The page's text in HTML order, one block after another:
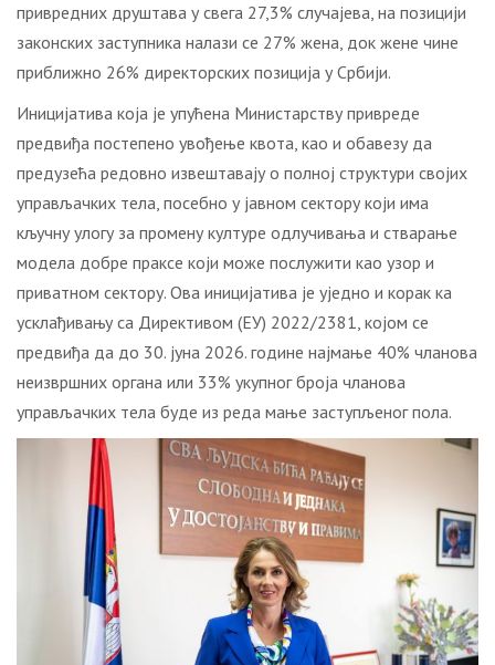
привредних друштава у свега 27,3% случајева, на позицији
законских заступника налази се 27% жена, док жене чине
приближно 26% директорских позиција у Србији.
Иницијатива која је упућена Министарству привреде
предвиђа постепено увођење квота, као и обавезу да
предузећа редовно извештавају о полној структури својих
управљачких тела, посебно у јавном сектору који има
кључну улогу за промену културе одлучивања и стварање
модела добре праксе који може послужити као узор и
приватном сектору. Ова иницијатива је уједно и корак ка
усклађивању са Директивом (ЕУ) 2022/2381, којом се
предвиђа да до 30. јуна 2026. године најмање 40% чланова
неизвршних органа или 33% укупног броја чланова
управљачких тела буде из реда мање заступљеног пола.